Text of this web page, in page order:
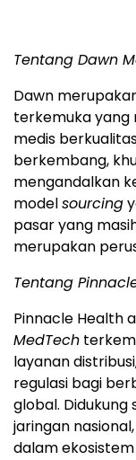
Tentang Dawn
Dawn
terkemuka yang
medis
berkembang,
mengandalkan
modelsourcing
pasar yang
merupakan
Tentang
Pinnacle Health
MedTech
layanan
regulasi bagi
global.
jaringan
dalam